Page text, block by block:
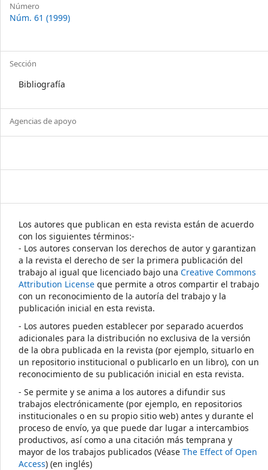
Número
Núm. 61 (1999)
Sección
Bibliografía
Agencias de apoyo
Los autores que publican en esta revista están de acuerdo
con los siguientes términos:-
- Los autores conservan los derechos de autor y garantizan
a la revista el derecho de ser la primera publicación del
trabajo al igual que licenciado bajo una Creative Commons
Attribution License que permite a otros compartir el trabajo
con un reconocimiento de la autoría del trabajo y la
publicación inicial en esta revista.
- Los autores pueden establecer por separado acuerdos
adicionales para la distribución no exclusiva de la versión
de la obra publicada en la revista (por ejemplo, situarlo en
un repositorio institucional o publicarlo en un libro), con un
reconocimiento de su publicación inicial en esta revista.
- Se permite y se anima a los autores a difundir sus
trabajos electrónicamente (por ejemplo, en repositorios
institucionales o en su propio sitio web) antes y durante el
proceso de envío, ya que puede dar lugar a intercambios
productivos, así como a una citación más temprana y
mayor de los trabajos publicados (Véase The Effect of Open
Access) (en inglés)